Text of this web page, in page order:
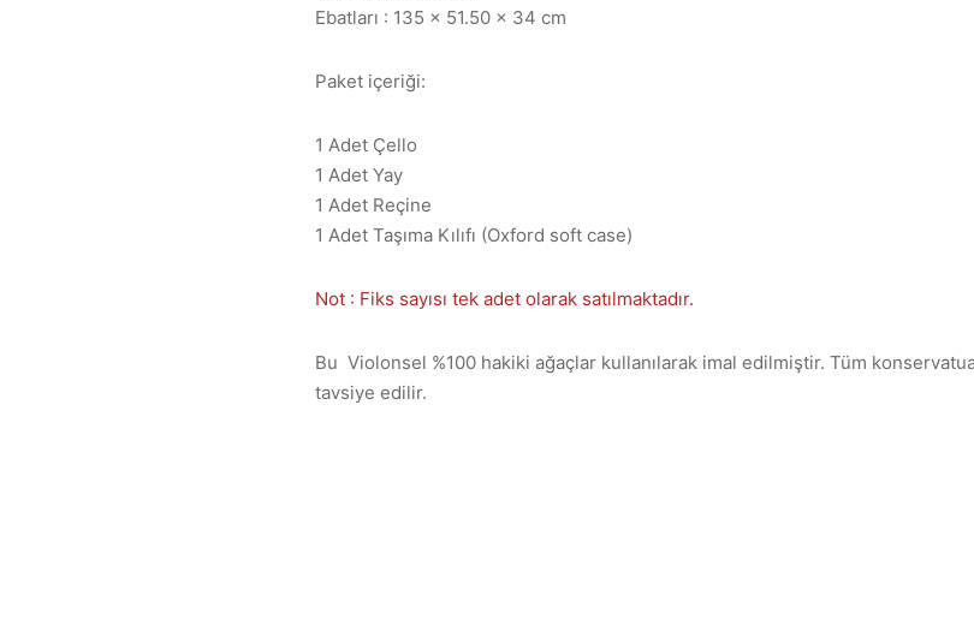
Ebatları : 135 x 51.50 x 34 cm
Paket içeriği:
1 Adet Çello
1 Adet Yay
1 Adet Reçine
1 Adet Taşıma Kılıfı (Oxford soft case)
Not : Fiks sayısı tek adet olarak satılmaktadır.
Bu Violonsel %100 hakiki ağaçlar kullanılarak imal edilmiştir. Tüm
tavsiye edilir.